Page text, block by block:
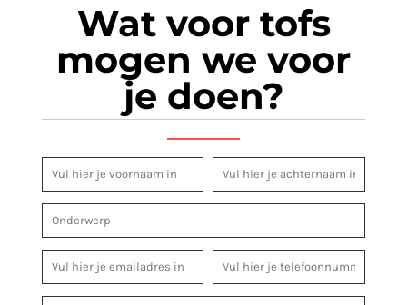
Wat voor tofs
mogen we voor
je doen?